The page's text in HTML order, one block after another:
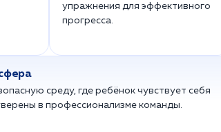
упражнения для эффективного
прогресса.
среду, где ребёнок чувствует себя
в профессионализме команды.